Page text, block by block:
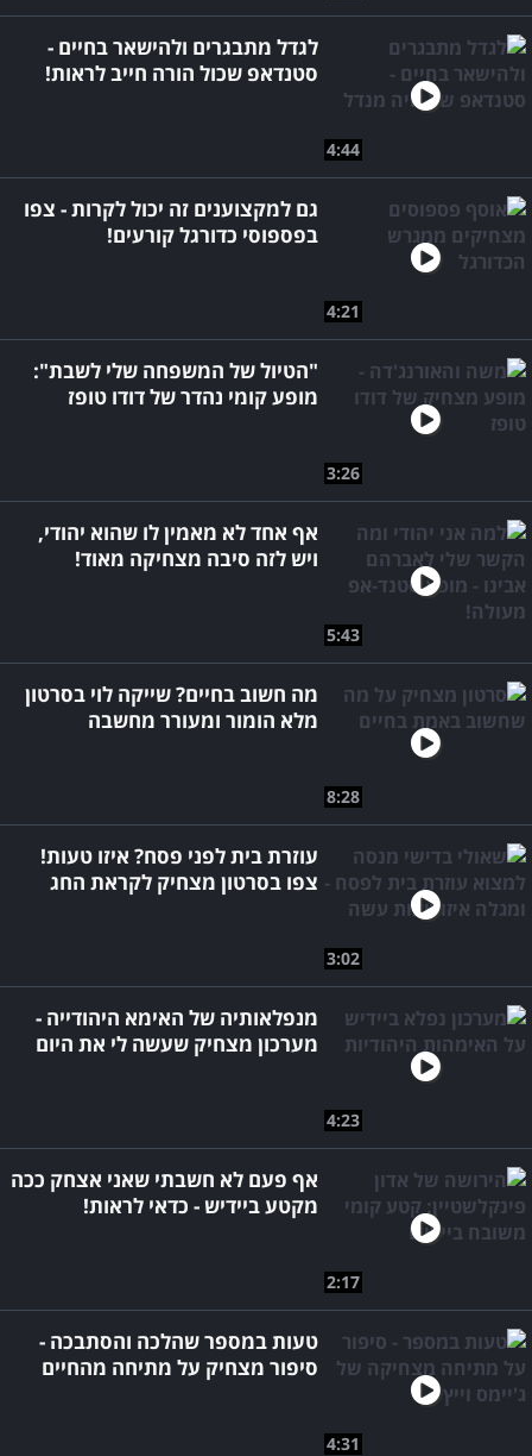
4:44
לגדל מתבגרים ולהישאר בחיים -
סטנדאפ שכול הורה חייב לראות!
4:21
גם למקצוענים זה יכול לקרות - צפו
בפספוסי כדורגל קורעים!
3:26
"הטיול של המשפחה שלי לשבת":
מופע קומי נהדר של דודו טופז
5:43
אף אחד לא מאמין לו שהוא יהודי,
ויש לזה סיבה מצחיקה מאוד!
8:28
מה חשוב בחיים? שייקה לוי בסרטון
מלא הומור ומעורר מחשבה
3:02
עוזרת בית לפני פסח? איזו טעות!
צפו בסרטון מצחיק לקראת החג
4:23
מנפלאותיה של האימא היהודייה -
מערכון מצחיק שעשה לי את היום
2:17
אף פעם לא חשבתי שאני אצחק ככה
מקטע ביידיש - כדאי לראות!
4:31
טעות במספר שהלכה והסתבכה -
סיפור מצחיק על מתיחה מהחיים